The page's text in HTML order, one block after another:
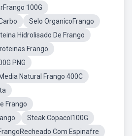
100G
Selo OrganicoFrango
Hidrolisado De Frango
Frango
PNG
Natural Frango 400C
Frango
Steak Copacol100G
Com Espinafre